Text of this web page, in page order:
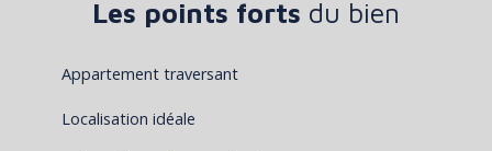
Les points forts du bien
Appartement traversant
Localisation idéale